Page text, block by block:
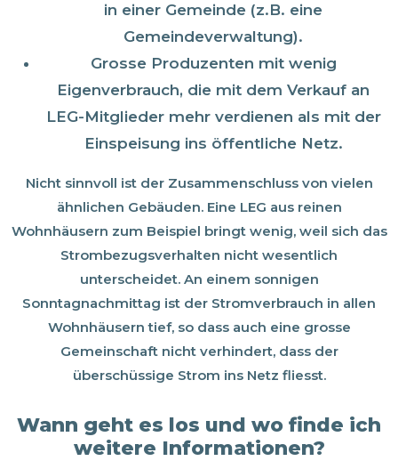
in einer Gemeinde (z.B. eine
Gemeindeverwaltung).
Grosse Produzenten mit wenig
Eigenverbrauch, die mit dem Verkauf an
LEG-Mitglieder mehr verdienen als mit der
Einspeisung ins öffentliche Netz.
Nicht sinnvoll ist der Zusammenschluss von vielen
ähnlichen Gebäuden. Eine LEG aus reinen
Wohnhäusern zum Beispiel bringt wenig, weil sich das
Strombezugsverhalten nicht wesentlich
unterscheidet. An einem sonnigen
Sonntagnachmittag ist der Stromverbrauch in allen
Wohnhäusern tief, so dass auch eine grosse
Gemeinschaft nicht verhindert, dass der
überschüssige Strom ins Netz fliesst.
Wann geht es los und wo finde ich
weitere Informationen?